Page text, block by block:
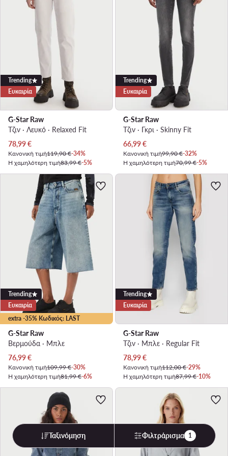
Trending
Ευκαιρία
G-Star Raw
Τζιν · Λευκό · Relaxed Fit
Τρέχουσα τιμή
78,99€
Κανονική τιμή119,90 €-34%
Η χαμηλότερη τιμή83,99 €-5%
Trending
Ευκαιρία
G-Star Raw
Τζιν · Γκρι · Skinny Fit
Τρέχουσα τιμή
66,99€
Κανονική τιμή99,90 €-32%
Η χαμηλότερη τιμή70,99 €-5%
extra -35% Κωδικός: LAST
Trending
Ευκαιρία
G-Star Raw
Βερμούδα · Μπλε
Τρέχουσα τιμή
76,99€
Κανονική τιμή109,99 €-30%
Η χαμηλότερη τιμή81,99 €-6%
Trending
Ευκαιρία
G-Star Raw
Τζιν · Μπλε · Regular Fit
Τρέχουσα τιμή
78,99€
Κανονική τιμή112,00 €-29%
Η χαμηλότερη τιμή87,99 €-10%
Ταξινόμηση Φιλτράρισμα 1